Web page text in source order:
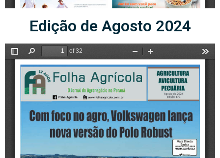
Edição de Agosto 2024